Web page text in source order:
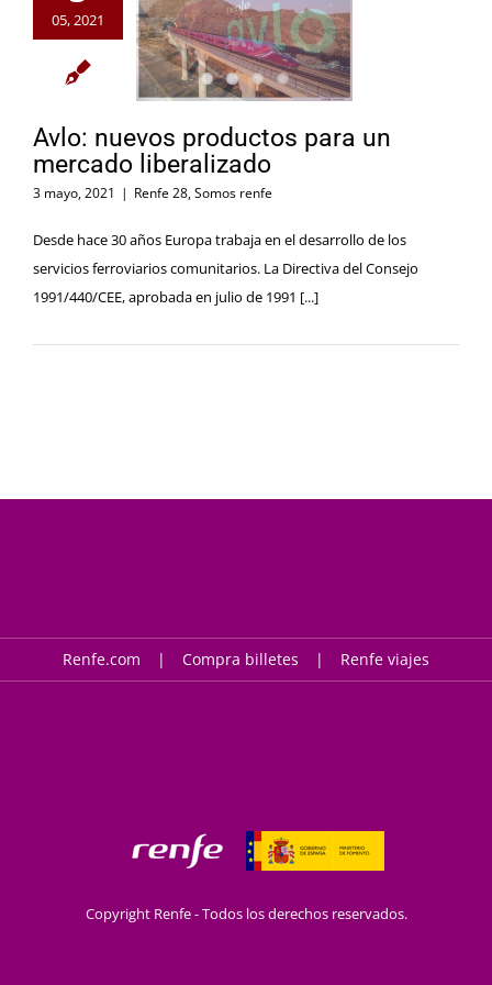
05, 2021
Avlo: nuevos productos para un
mercado liberalizado
3 mayo, 2021 | Renfe 28,Somos renfe
Desde hace 30 años Europa trabaja en el desarrollo de los
servicios ferroviarios comunitarios. La Directiva del Consejo
1991/440/CEE, aprobada en julio de 1991 [...]
Renfe.com Compra billetes Renfe viajes
Copyright Renfe - Todos los derechos reservados.